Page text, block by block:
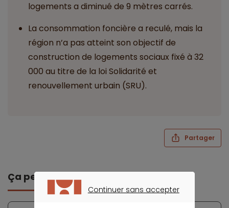
logements a diminué de 9 mètres carrés.
La consommation foncière a reculé, mais la
région n’a pas atteint son objectif de
construction de logements sociaux fixé à 32
000 au titre de la loi Solidarité et
renouvellement urbain (SRU).
Partager
Ça peut vous intéresser
Continuer sans accepter